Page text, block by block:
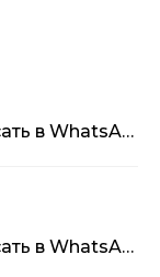
в WhatsApp
в WhatsApp